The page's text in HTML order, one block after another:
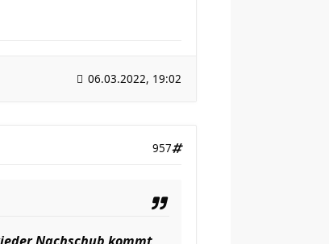
06.03.2022, 19:02
957